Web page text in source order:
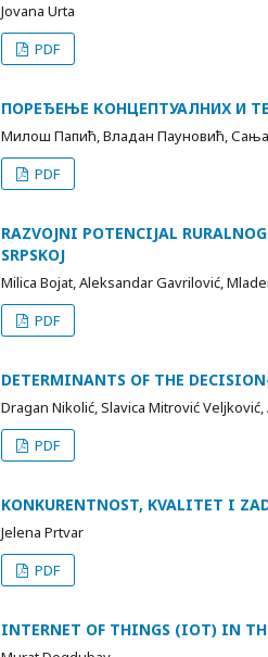
Jovana Urta
PDF
ПОРЕЂЕЊЕ КОНЦЕПТУАЛНИХ И
Милош Папић, Владан Пауновић,
PDF
RAZVOJNI POTENCIJAL
SRPSKOJ
Milica Bojat, Aleksandar Gavrilović,
PDF
DETERMINANTS OF THE
Dragan Nikolić, Slavica Mitrović
PDF
KONKURENTNOST, KVALITET I
Jelena Prtvar
PDF
INTERNET OF THINGS (IOT) IN